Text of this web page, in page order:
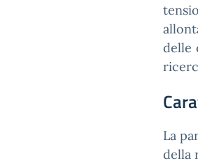
delle
La
della